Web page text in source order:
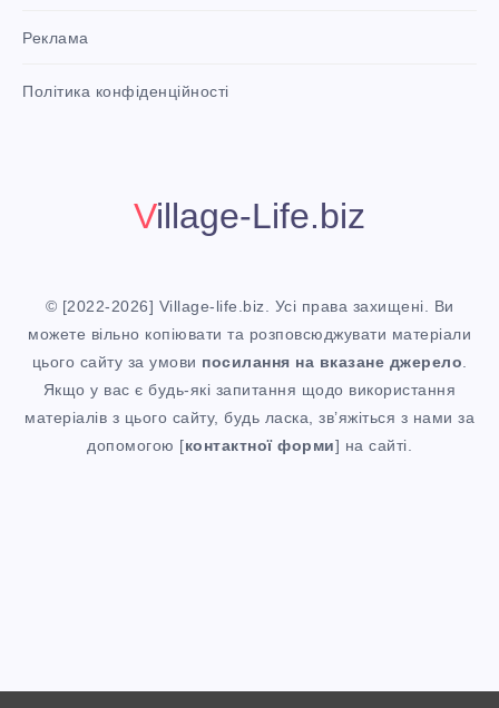
i
i
t
Реклама
Політика конфіденційності
Village-Life.biz
© [2022-2026] Village-life.biz. Усі права захищені. Ви
можете вільно копіювати та розповсюджувати матеріали
цього сайту за умови посилання на вказане джерело
Якщо у вас є будь-які запитання щодо використання
матеріалів з цього сайту, будь ласка, зв’яжіться з нами за
допомогою [контактної форми] на сайті.